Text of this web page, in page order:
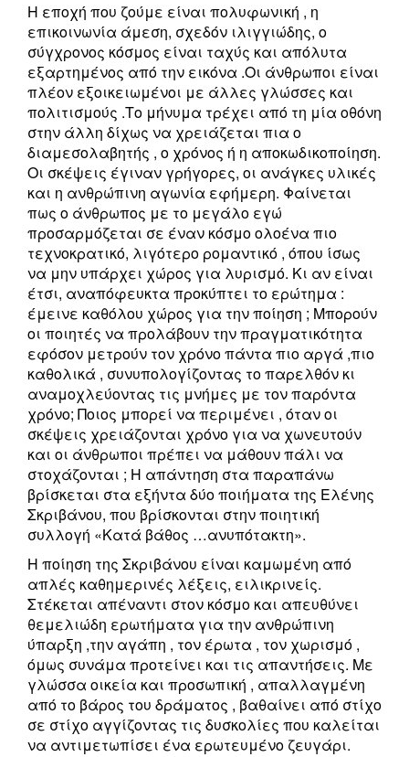
Η εποχή που ζούμε είναι πολυφωνική , η
επικοινωνία άμεση, σχεδόν ιλιγγιώδης, ο
σύγχρονος κόσμος είναι ταχύς και απόλυτα
εξαρτημένος από την εικόνα .Οι άνθρωποι είναι
πλέον εξοικειωμένοι με άλλες γλώσσες και
πολιτισμούς .Το μήνυμα τρέχει από τη μία οθόνη
στην άλλη δίχως να χρειάζεται πια ο
διαμεσολαβητής , ο χρόνος ή η αποκωδικοποίηση.
Οι σκέψεις έγιναν γρήγορες, οι ανάγκες υλικές
και η ανθρώπινη αγωνία εφήμερη. Φαίνεται
πως ο άνθρωπος με το μεγάλο εγώ
προσαρμόζεται σε έναν κόσμο ολοένα πιο
τεχνοκρατικό, λιγότερο ρομαντικό , όπου ίσως
να μην υπάρχει χώρος για λυρισμό. Κι αν είναι
έτσι, αναπόφευκτα προκύπτει το ερώτημα :
έμεινε καθόλου χώρος για την ποίηση ; Μπορούν
οι ποιητές να προλάβουν την πραγματικότητα
εφόσον μετρούν τον χρόνο πάντα πιο αργά ,πιο
καθολικά , συνυπολογίζοντας το παρελθόν κι
αναμοχλεύοντας τις μνήμες με τον παρόντα
χρόνο; Ποιος μπορεί να περιμένει , όταν οι
σκέψεις χρειάζονται χρόνο για να χωνευτούν
και οι άνθρωποι πρέπει να μάθουν πάλι να
στοχάζονται ; Η απάντηση στα παραπάνω
βρίσκεται στα εξήντα δύο ποιήματα της Ελένης
Σκριβάνου, που βρίσκονται στην ποιητική
συλλογή «Κατά βάθος …ανυπότακτη».
Η ποίηση της Σκριβάνου είναι καμωμένη από
απλές καθημερινές λέξεις, ειλικρινείς.
Στέκεται απέναντι στον κόσμο και απευθύνει
θεμελιώδη ερωτήματα για την ανθρώπινη
ύπαρξη ,την αγάπη , τον έρωτα , τον χωρισμό ,
όμως συνάμα προτείνει και τις απαντήσεις. Με
γλώσσα οικεία και προσωπική , απαλλαγμένη
από το βάρος του δράματος , βαθαίνει από στίχο
σε στίχο αγγίζοντας τις δυσκολίες που καλείται
να αντιμετωπίσει ένα ερωτευμένο ζευγάρι.